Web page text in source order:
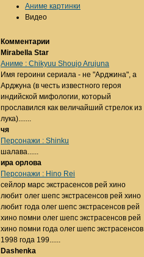
Аниме картинки
Видео
Комментарии
Mirabella Star
Аниме : Chikyuu Shoujo Arujuna
Имя героини сериала - не "Арджина", а
Арджуна (в честь известного героя
индийской мифологии, который
прославился как величайший стрелок из
лука).......
чя
Персонажи : Shinku
шалава......
ира орлова
Персонажи : Hino Rei
сейлор марс экстрасенсов рей хино
любит олег шепс экстрасенсов рей хино
любит года олег шепс экстрасенсов рей
хино помни олег шепс экстрасенсов рей
хино помни года олег шепс экстрасенсов
1998 года 199......
Dashenka